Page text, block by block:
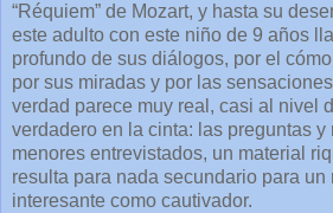
“Réquiem” de Mozart, y hasta su
este adulto con este niño de 9 años
profundo de sus diálogos, por el
por sus miradas y por las
verdad parece muy real, casi al nivel
verdadero en la cinta: las preguntas y
menores entrevistados, un material
resulta para nada secundario para un
interesante como cautivador.